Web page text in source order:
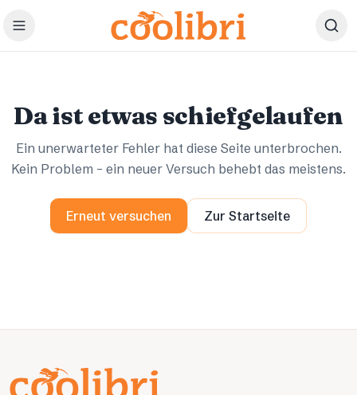
Zum Hauptinhalt springen
Da ist etwas schiefgelaufen
Ein unerwarteter Fehler hat diese Seite unterbrochen.
Kein Problem – ein neuer Versuch behebt das meistens.
Erneut versuchen Zur Startseite